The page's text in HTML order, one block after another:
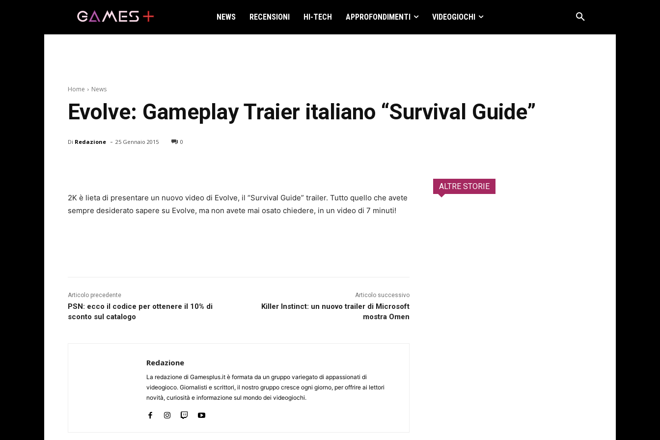
NEWS RECENSIONI HI-TECH APPROFONDIMENTI VIDEOGIOCHI
Home News
Evolve: Gameplay Traier italiano “Survival Guide”
Di Redazione - 25 Gennaio 2015 0
2K è lieta di presentare un nuovo video di Evolve, il “Survival Guide” trailer. Tutto quello che avete
sempre desiderato sapere su Evolve, ma non avete mai osato chiedere, in un video di 7 minuti!
Articolo precedente
PSN: ecco il codice per ottenere il 10% di
sconto sul catalogo
Articolo successivo
Killer Instinct: un nuovo trailer di Microsoft
mostra Omen
Redazione
La redazione di Gamesplus.it è formata da un gruppo variegato di appassionati di
videogioco. Giornalisti e scrittori, il nostro gruppo cresce ogni giorno, per offrire ai lettori
novità, curiosità e informazione sul mondo dei videogiochi.
ALTRE STORIE